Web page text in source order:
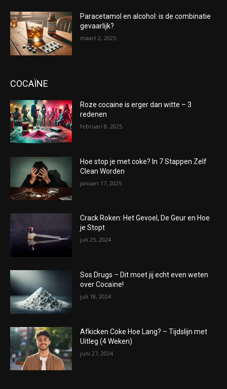
Paracetamol en alcohol: is de combinatie
gevaarlijk?
maart 2, 2025
COCAÏNE
Roze cocaine is erger dan witte – 3
redenen
februari 8, 2025
Hoe stop je met coke? In 7 Stappen Zelf
Clean Worden
januari 17, 2025
Crack Roken: Het Gevoel, De Geur en Hoe
je Stopt
juli 25, 2024
Sos Drugs – Dit moet jij echt even weten
over Cocaïne!
juli 18, 2024
Afkicken Coke Hoe Lang? – Tijdslijn met
Uitleg (4 Weken)
juni 27, 2024